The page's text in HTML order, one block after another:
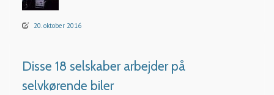
20. oktober 2016
Disse 18 selskaber arbejder på
selvkørende biler